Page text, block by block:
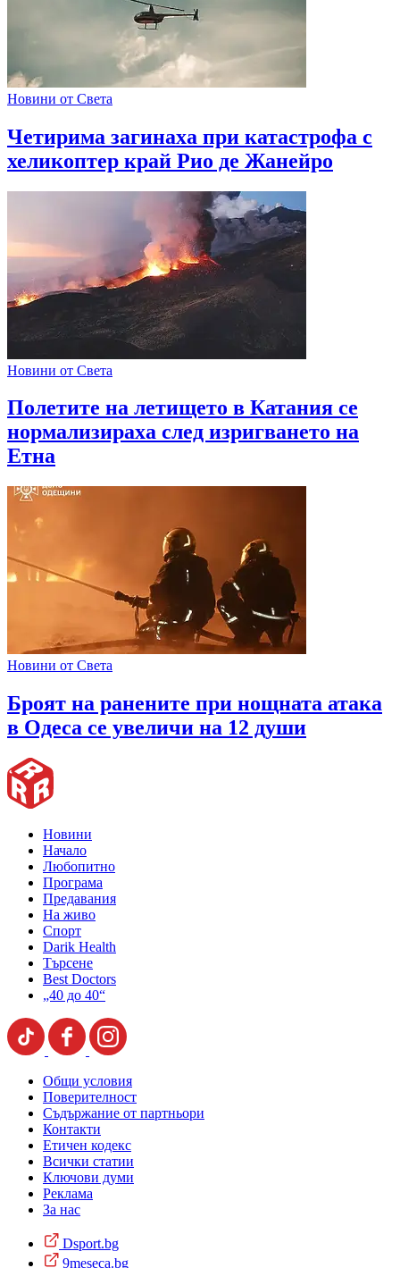
Новини от Света
Четирима загинаха при катастрофа с
хеликоптер край Рио де Жанейро
Новини от Света
Полетите на летището в Катания се
нормализираха след изригването на
Етна
Новини от Света
Броят на ранените при нощната атака
в Одеса се увеличи на 12 души
Новини
Начало
Любопитно
Програма
Предавания
На живо
Спорт
Darik Health
Търсене
Best Doctors
„40 до 40“
Общи условия
Поверителност
Съдържание от партньори
Контакти
Етичен кодекс
Всички статии
Ключови думи
Реклама
За нас
Dsport.bg
9meseca.bg